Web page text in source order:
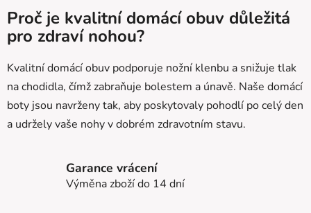
k
y
p
i
s
u
Proč je kvalitní domácí obuv důležitá
pro zdraví nohou?
Kvalitní domácí obuv podporuje nožní klenbu a snižuje tlak
na chodidla, čímž zabraňuje bolestem a únavě. Naše domácí
boty jsou navrženy tak, aby poskytovaly pohodlí po celý den
a udržely vaše nohy v dobrém zdravotním stavu.
Garance vrácení
Výměna zboží do 14 dní